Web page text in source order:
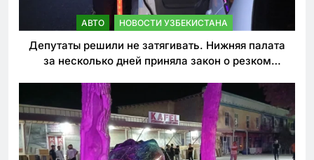
АВТО НОВОСТИ УЗБЕКИСТАНА
Депутаты решили не затягивать. Нижняя палата
за несколько дней приняла закон о резком